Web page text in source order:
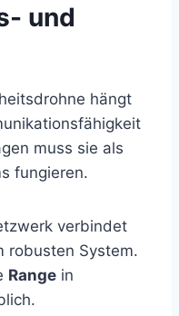
und
hängt
muss sie als
fungieren.
verbindet
robusten System.
Range in